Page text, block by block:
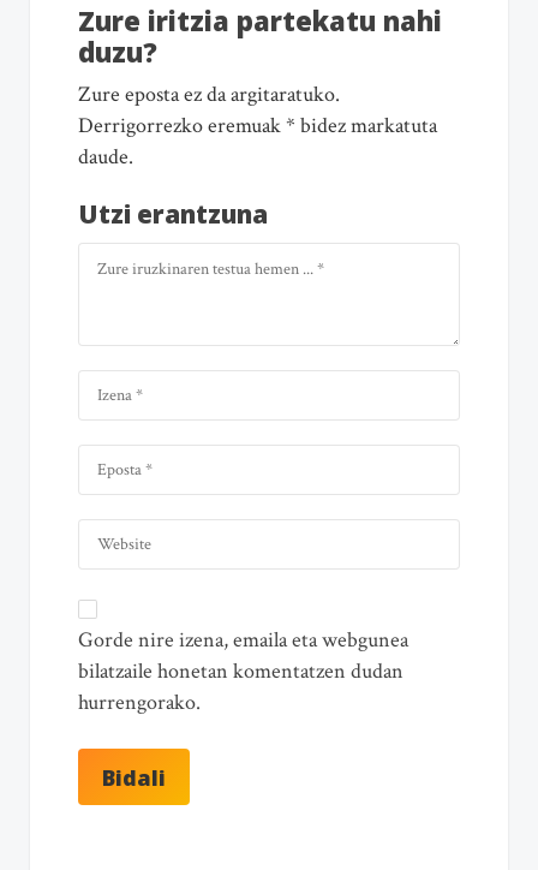
Zure iritzia partekatu nahi
duzu?
Zure eposta ez da argitaratuko.
Derrigorrezko eremuak * bidez markatuta
daude.
Utzi erantzuna
Gorde nire izena, emaila eta webgunea
bilatzaile honetan komentatzen dudan
hurrengorako.